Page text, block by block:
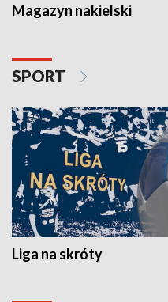
Magazyn nakielski
SPORT
Liga na skróty